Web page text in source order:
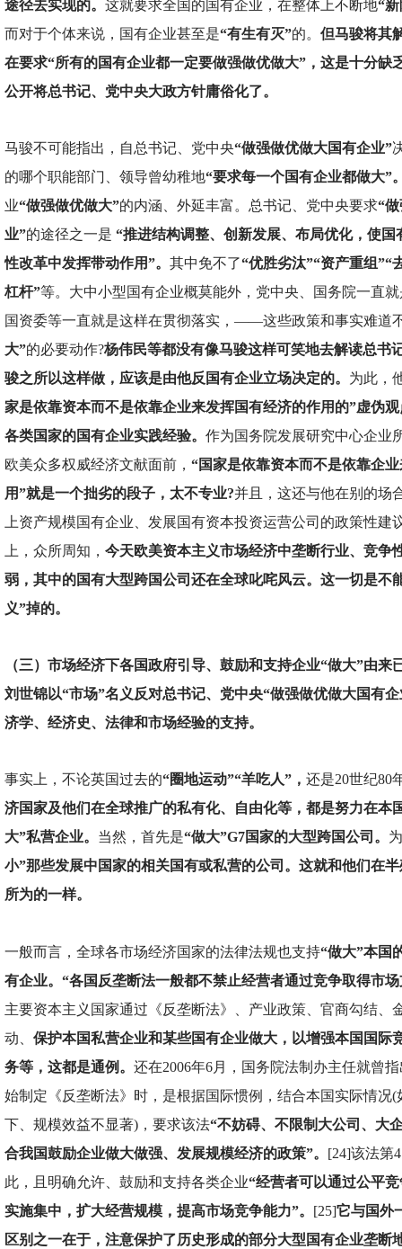
途径去实现的。 这就要求全国的国有企业，在整体上不断地“
而对于个体来说，国有企业甚至是“有生有灭”的。 但马骏将其
在要求“所有的国有企业都一定要做强做优做大”，这是十分缺
公开将总书记、党中央大政方针庸俗化了。
马骏不可能指出，自总书记、党中央“做强做优做大国有企业”
的哪个职能部门、领导曾幼稚地“要求每一个国有企业都做大”
业“做强做优做大”的内涵、外延丰富。总书记、党中央要求“
业”的途径之一是 “推进结构调整、创新发展、布局优化，使国
性改革中发挥带动作用”。 其中免不了“优胜劣汰”“资产重组”“
杠杆”等。大中小型国有企业概莫能外，党中央、国务院一直
国资委等一直就是这样在贯彻落实，——这些政策和事实难道
大”的必要动作?杨伟民等都没有像马骏这样可笑地去解读总书
骏之所以这样做，应该是由他反国有企业立场决定的。 为此，
家是依靠资本而不是依靠企业来发挥国有经济的作用的”虚伪
各类国家的国有企业实践经验。 作为国务院发展研究中心企业
欧美众多权威经济文献面前， “国家是依靠资本而不是依靠企
用”就是一个拙劣的段子，太不专业?并且，这还与他在别的场
上资产规模国有企业、发展国有资本投资运营公司的政策性建
上，众所周知， 今天欧美资本主义市场经济中垄断行业、竞争
弱，其中的国有大型跨国公司还在全球叱咤风云。这一切是不
义”掉的。
（三）市场经济下各国政府引导、鼓励和支持企业“做大”由来
刘世锦以“市场”名义反对总书记、党中央“做强做优做大国有
济学、经济史、法律和市场经验的支持。
事实上，不论英国过去的“圈地运动”“羊吃人”， 还是20世纪80
济国家及他们在全球推广的私有化、自由化等，都是努力在本
大”私营企业。 当然，首先是“做大”G7国家的大型跨国公司。
小”那些发展中国家的相关国有或私营的公司。这就和他们在
所为的一样。
一般而言，全球各市场经济国家的法律法规也支持“做大”本国
有企业。“各国反垄断法一般都不禁止经营者通过竞争取得市
主要资本主义国家通过《反垄断法》、产业政策、官商勾结、
动、 保护本国私营企业和某些国有企业做大，以增强本国国际
务等，这都是通例。 还在2006年6月，国务院法制办主任就曾
始制定《反垄断法》时，是根据国际惯例，结合本国实际情况
下、规模效益不显著)，要求该法“不妨碍、不限制大公司、大
合我国鼓励企业做大做强、发展规模经济的政策”。 [24]该法第
此，且明确允许、鼓励和支持各类企业“经营者可以通过公平
实施集中，扩大经营规模，提高市场竞争能力”。 [25]它与国外
区别之一在于，注意保护了历史形成的部分大型国有企业垄断